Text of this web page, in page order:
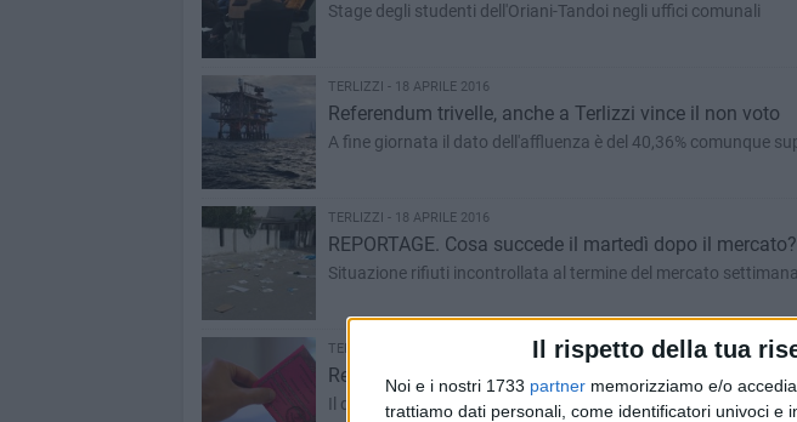
Il rispetto della tua
Noi e i nostri 1733 partner memorizziamo e/o
trattiamo dati personali, come identificatori univoci e
Stage degli studenti dell'Oriani-Tandoi negli uffici comunali
TERLIZZI - 18 APRILE 2016
Referendum trivelle, anche a Terlizzi vince il non voto
A fine giornata il dato dell'affluenza è del 40,36% comunque
TERLIZZI - 18 APRILE 2016
REPORTAGE. Cosa succede il martedì dopo il mercato?
Situazione rifiuti incontrollata al termine del mercato
TERLIZZI - 17 APRILE 2016
Referendum, affluenza a Terlizzi al 9,28%
Il dato delle ore 12 è leggermente migliore di quello nazionale